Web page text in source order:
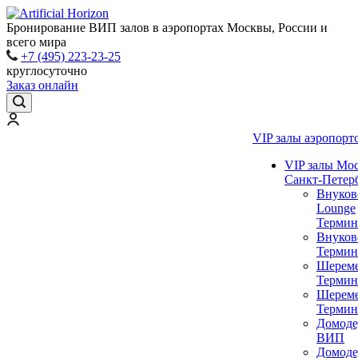
Бронирование ВИП залов в аэропортах Москвы, России и
всего мира
+7 (495) 223-23-25
круглосуточно
Заказ онлайн
VIP залы
VIP залы
Санкт-
Lounge
ВИП